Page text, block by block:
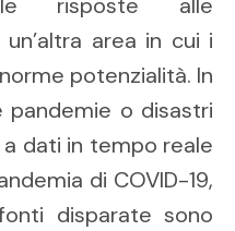
risposte alle
area in cui i
potenzialità. In
pandemie o disastri
dati in tempo reale
di COVID-19,
disparate sono